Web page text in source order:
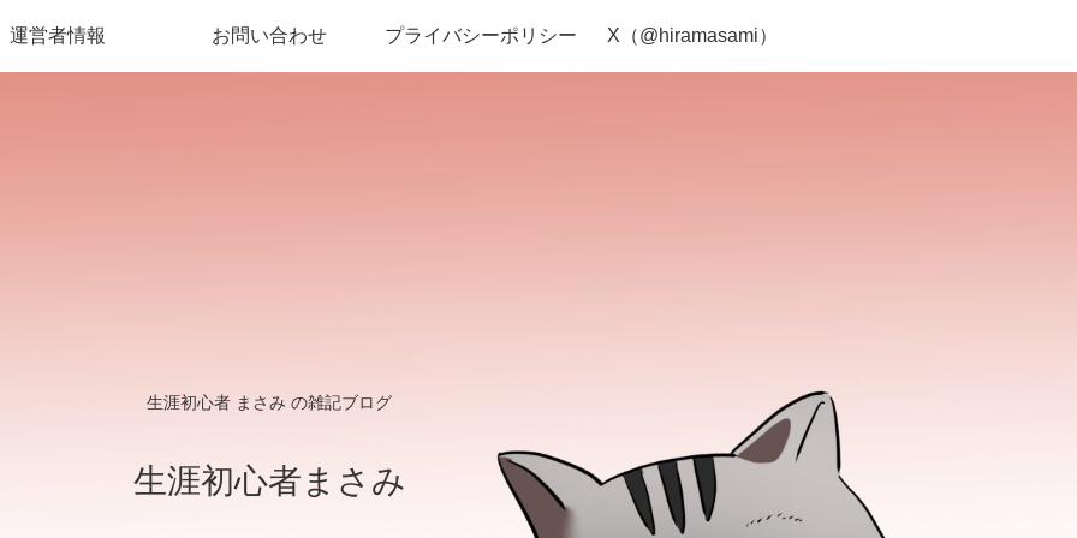
生涯初心者 まさみ の雑記ブログ
生涯初心者まさみ
運営者情報 お問い合わせ プライバシーポリシー X（@hiramasami）